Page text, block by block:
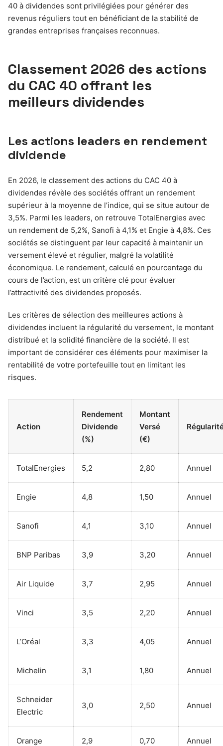
40 à dividendes sont privilégiées pour générer des
revenus réguliers tout en bénéficiant de la stabilité de
grandes entreprises françaises reconnues.
Classement 2026 des actions
du CAC 40 offrant les
meilleurs dividendes
Les actions leaders en rendement
dividende
En 2026, le classement des actions du CAC 40 à
dividendes révèle des sociétés offrant un rendement
supérieur à la moyenne de l’indice, qui se situe autour de
3,5%. Parmi les leaders, on retrouve TotalEnergies avec
un rendement de 5,2%, Sanofi à 4,1% et Engie à 4,8%. Ces
sociétés se distinguent par leur capacité à maintenir un
versement élevé et régulier, malgré la volatilité
économique. Le rendement, calculé en pourcentage du
cours de l’action, est un critère clé pour évaluer
l’attractivité des dividendes proposés.
Les critères de sélection des meilleures actions à
dividendes incluent la régularité du versement, le montant
distribué et la solidité financière de la société. Il est
important de considérer ces éléments pour maximiser la
rentabilité de votre portefeuille tout en limitant les
risques.
Action
Rendement
Dividende
(%)
Montant
Versé
(€)
TotalEnergies 5,2 2,80 Annuel
Engie 4,8 1,50 Annuel
Sanofi 4,1 3,10 Annuel
BNP Paribas 3,9 3,20 Annuel
Air Liquide 3,7 2,95 Annuel
Vinci 3,5 2,20 Annuel
L’Oréal 3,3 4,05 Annuel
Michelin 3,1 1,80 Annuel
Schneider
Electric
3,0 2,50 Annuel
Orange 2,9 0,70 Annuel